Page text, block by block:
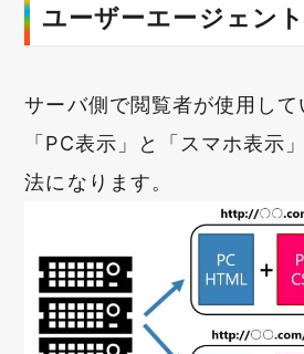
ユーザーエージェン
サーバ側で閲覧者が使用して
「PC表示」と「スマホ表示
法になります。